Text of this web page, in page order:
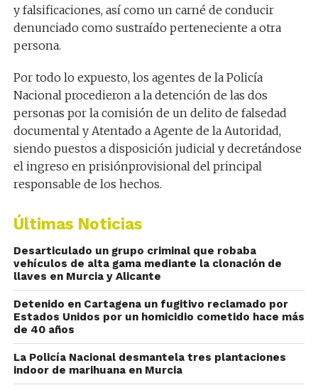
y falsificaciones, asícomo un carné de conducir
denunciado como sustraído perteneciente a otra
persona.
Por todo lo expuesto, los agentes de la Policía
Nacional procedieron a la detención de las dos
personas por la comisión de un delito de falsedad
documental y Atentado a Agente de la Autoridad,
siendo puestos a disposición judicial y decretándose
el ingreso en prisiónprovisional del principal
responsable de los hechos.
Últimas Noticias
Desarticulado un grupo criminal que robaba
vehículos de alta gama mediante la clonación de
llaves en Murcia y Alicante
Detenido en Cartagena un fugitivo reclamado por
Estados Unidos por un homicidio cometido hace más
de 40 años
La Policía Nacional desmantela tres plantaciones
indoor de marihuana en Murcia